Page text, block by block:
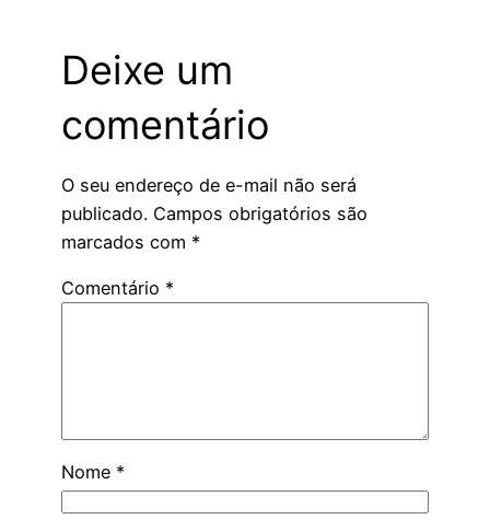
Deixe um
comentário
O seu endereço de e-mail não será
publicado. Campos obrigatórios são
marcados com *
Comentário *
Nome *